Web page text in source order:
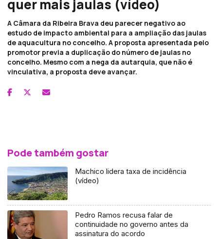
quer mais jaulas (vídeo)
A Câmara da Ribeira Brava deu parecer negativo ao
estudo de impacto ambiental para a ampliação das jaulas
de aquacultura no concelho. A proposta apresentada pelo
promotor previa a duplicação do número de jaulas no
concelho. Mesmo com a nega da autarquia, que não é
vinculativa, a proposta deve avançar.
Pode também gostar
Machico lidera taxa de incidência
(vídeo)
Pedro Ramos recusa falar de
continuidade no governo antes da
assinatura do acordo